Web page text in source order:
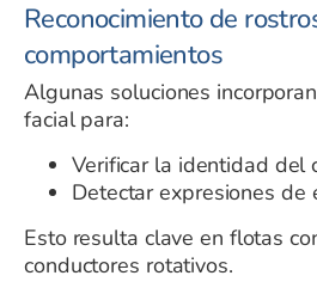
Reconocimiento de
comportamientos
Algunas soluciones
facial para:
Verificar la identidad del
Detectar expresiones de
Esto resulta clave en flotas
conductores rotativos.